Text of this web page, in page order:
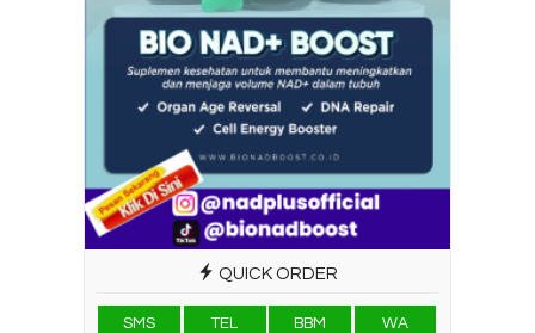
QUICK ORDER
SMS TEL BBM WA